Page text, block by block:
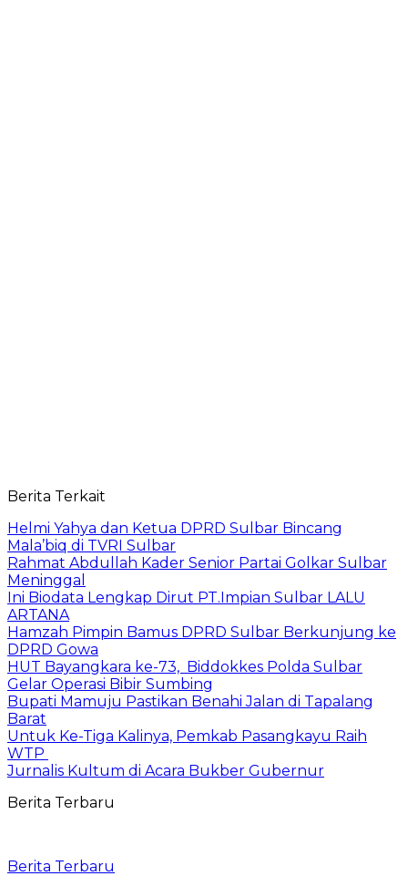
Berita Terkait
Helmi Yahya dan Ketua DPRD Sulbar Bincang
Mala’biq di TVRI Sulbar
Rahmat Abdullah Kader Senior Partai Golkar Sulbar
Meninggal
Ini Biodata Lengkap Dirut PT.Impian Sulbar LALU
ARTANA
Hamzah Pimpin Bamus DPRD Sulbar Berkunjung ke
DPRD Gowa
HUT Bayangkara ke-73, Biddokkes Polda Sulbar
Gelar Operasi Bibir Sumbing
Bupati Mamuju Pastikan Benahi Jalan di Tapalang
Barat
Untuk Ke-Tiga Kalinya, Pemkab Pasangkayu Raih
WTP
Jurnalis Kultum di Acara Bukber Gubernur
Berita Terbaru
Berita Terbaru